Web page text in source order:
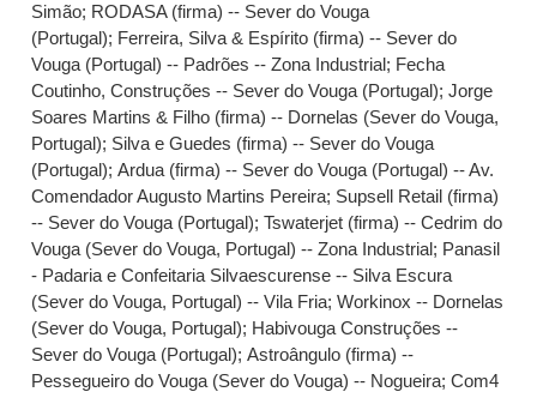
Simão; RODASA (firma) -- Sever do Vouga
(Portugal); Ferreira, Silva & Espírito (firma) -- Sever do
Vouga (Portugal) -- Padrões -- Zona Industrial; Fecha
Coutinho, Construções -- Sever do Vouga (Portugal);Jorge
Soares Martins & Filho (firma) -- Dornelas (Sever do Vouga,
Portugal); Silva e Guedes (firma) -- Sever do Vouga
(Portugal);Ardua (firma) -- Sever do Vouga (Portugal) -- Av.
Comendador Augusto Martins Pereira; Supsell Retail (firma)
-- Sever do Vouga (Portugal);Tswaterjet (firma) -- Cedrim do
Vouga (Sever do Vouga, Portugal) -- Zona Industrial; Panasil
- Padaria e Confeitaria Silvaescurense -- Silva Escura
(Sever do Vouga, Portugal) -- Vila Fria;Workinox -- Dornelas
(Sever do Vouga, Portugal); Habivouga Construções --
Sever do Vouga (Portugal);Astroângulo (firma) --
Pessegueiro do Vouga (Sever do Vouga) -- Nogueira;Com4